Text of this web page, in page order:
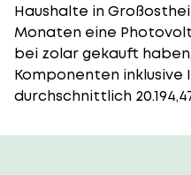
Haushalte in
Monaten eine
bei zolar gekauft
Komponenten
durchschnittlich